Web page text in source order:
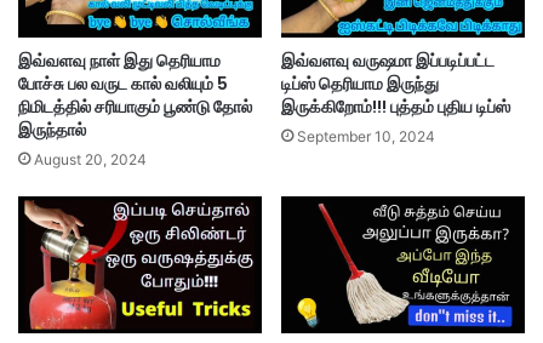
இவ்வளவு நாள் இது தெரியாம
போச்சு பல வருட கால் வலியும் 5
நிமிடத்தில் சரியாகும் பூண்டு தோல்
இருந்தால்
August 20, 2024
இவ்வளவு வருஷமா இப்படிப்பட்ட
டிப்ஸ் தெரியாம இருந்து
இருக்கிறோம்!!! புத்தம் புதிய டிப்ஸ்
September 10, 2024